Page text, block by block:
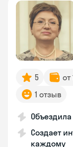
5 от
1 отзыв
Создает
каждому